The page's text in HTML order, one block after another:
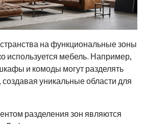
на функциональные зоны
используется мебель. Например,
и комоды могут разделять
уникальные области для
разделения зон являются